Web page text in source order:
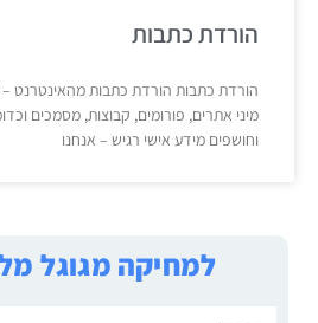
למחיקה מגוגל
הורדת כתבות
הורדת כתבות הורדת כתבות מהאינטרנט
מיני אתרים, פורומים, קבוצות, מסמכים
וחושפים מידע אישי רגיש – אנחנו